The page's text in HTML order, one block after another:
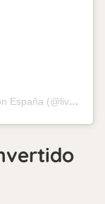
Una publicación compartida por Live Nation España (@livenationesp)